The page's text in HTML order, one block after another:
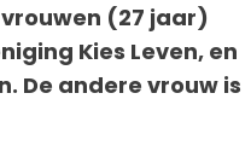
(27 jaar)
Kies Leven, en
De andere vrouw is